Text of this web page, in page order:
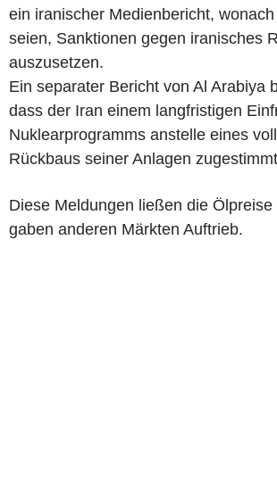
ein iranischer Medienbericht,
seien, Sanktionen gegen iranisches
auszusetzen.
Ein separater Bericht von Al Arabiya
dass der Iran einem langfristigen
Nuklearprogramms anstelle eines
Rückbaus seiner Anlagen
Diese Meldungen ließen die Ölpreise
gaben anderen Märkten Auftrieb.